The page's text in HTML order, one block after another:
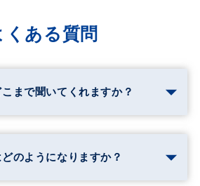
くある質問
まで聞いてくれますか？
のようになりますか？